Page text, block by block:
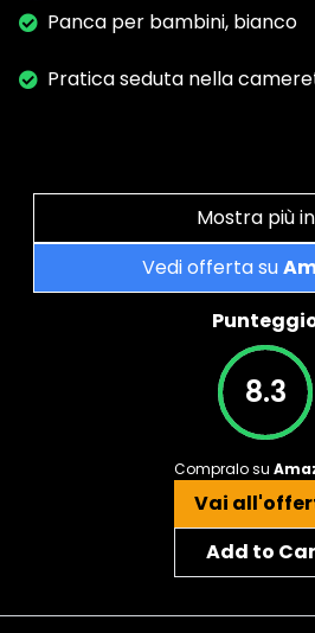
Panca per bambini, bianco
Pratica seduta nella
Mostra più
Vedi offerta su
8.3
Compralo su
Vai
Add to